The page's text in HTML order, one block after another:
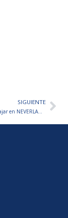
SIGUIENTE
¿Te gustaría trabajar en NEVERLAND? – TE CONTAMOS PASO A PASO